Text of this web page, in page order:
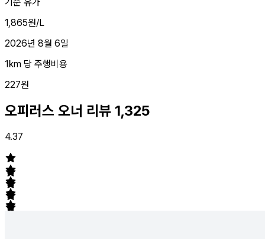
1,865원/L
2026년 8월 6일
1km 당 주행비용
227원
오피러스 오너 리뷰 1,325
4.37